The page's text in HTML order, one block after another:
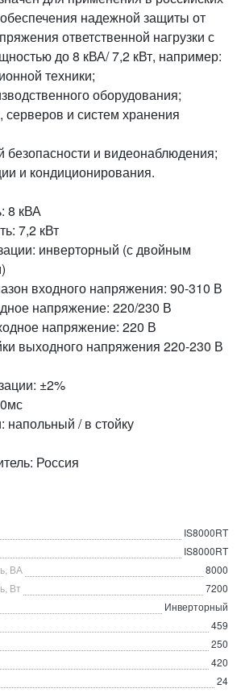
надежной защиты от
ответственной нагрузки с
до 8 кВА/ 7,2 кВт, например:
техники;
оборудования;
серверов и систем хранения
безопасности и видеонаблюдения;
и кондиционирования.
8 кВА
7,2 кВт
инверторный (с двойным
входного напряжения: 90-310 В
напряжение: 220/230 В
напряжение: 220 В
выходного напряжения 220-230 В
±2%
напольный / в стойку
Россия
IS8000RT
IS8000RT
ВА
8000
Вт
7200
Инверторный
459
250
420
24